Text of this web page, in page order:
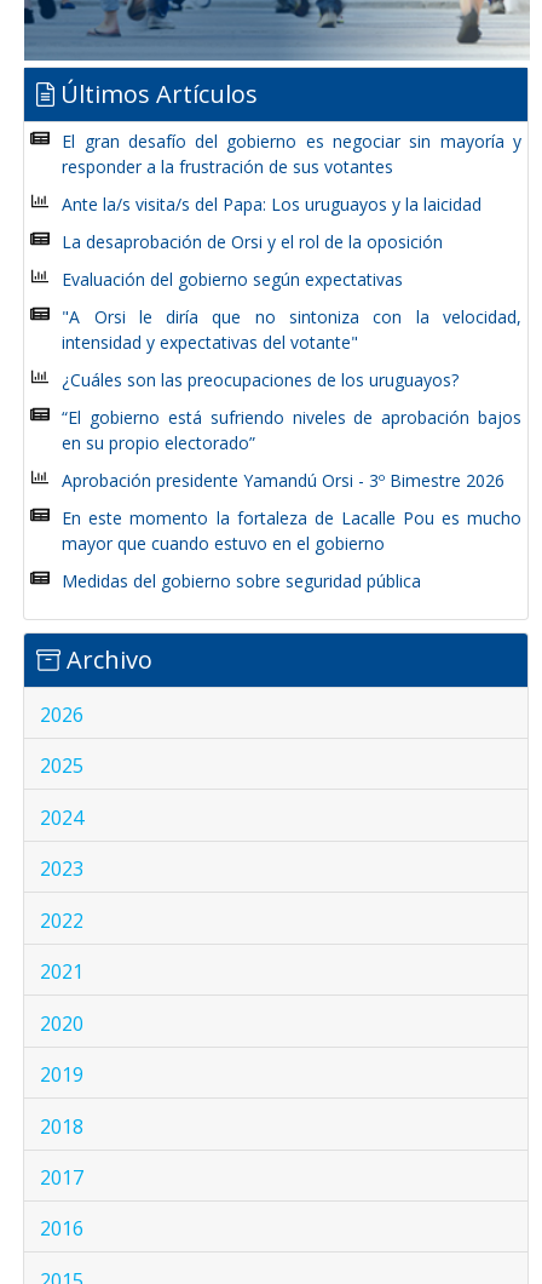
Últimos Artículos
El gran desafío del gobierno es negociar sin mayoría y
responder a la frustración de sus votantes
Ante la/s visita/s del Papa: Los uruguayos y la laicidad
La desaprobación de Orsi y el rol de la oposición
Evaluación del gobierno según expectativas
"A Orsi le diría que no sintoniza con la velocidad,
intensidad y expectativas del votante"
¿Cuáles son las preocupaciones de los uruguayos?
“El gobierno está sufriendo niveles de aprobación bajos
en su propio electorado”
Aprobación presidente Yamandú Orsi - 3º Bimestre 2026
En este momento la fortaleza de Lacalle Pou es mucho
mayor que cuando estuvo en el gobierno
Medidas del gobierno sobre seguridad pública
Archivo
2026
2025
2024
2023
2022
2021
2020
2019
2018
2017
2016